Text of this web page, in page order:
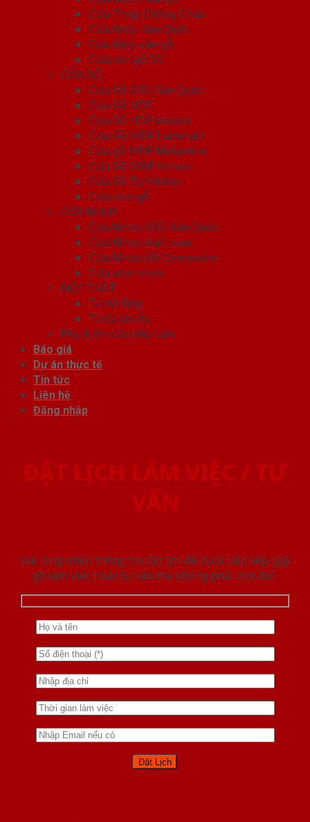
Cửa Thép Chống Cháy
Cửa thép Hàn Quốc
Cửa thép vân gỗ
Cửa vân gỗ 5D
CỬA GỖ
Cửa Gỗ ABS Hàn Quốc
Cửa Gỗ HDF
Cửa Gỗ HDF Veneer
Cửa Gỗ MDF Laminate
Cửa gỗ MDF Melamine
Cửa Gỗ MDF Veneer
Cửa Gỗ Tự Nhiên
Cửa vòm gỗ
CỬA NHỰA
Cửa Nhựa ABS Hàn Quốc
Cửa Nhựa Đài Loan
Cửa Nhựa Gỗ Composite
Cửa vòm nhựa
NỘI THẤT
Tủ Kệ Bếp
Tủ Quần Áo
Phụ kiện cửa nhà tắm
Báo giá
Dự án thực tế
Tin tức
Liên hệ
Đăng nhập
ĐẶT LỊCH LÀM VIỆC / TƯ
VẤN
Vui lòng nhập thông tin đặt lịch để được sắp xếp gặp
gỡ làm việc hoăc tư vấn mà không phải chờ đợi.